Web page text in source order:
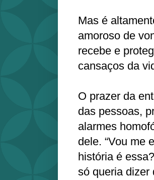
Mas é
amoroso de
recebe e
cansaços da
O prazer da
das pessoas,
alarmes
dele. “Vou me
história é
só queria dizer